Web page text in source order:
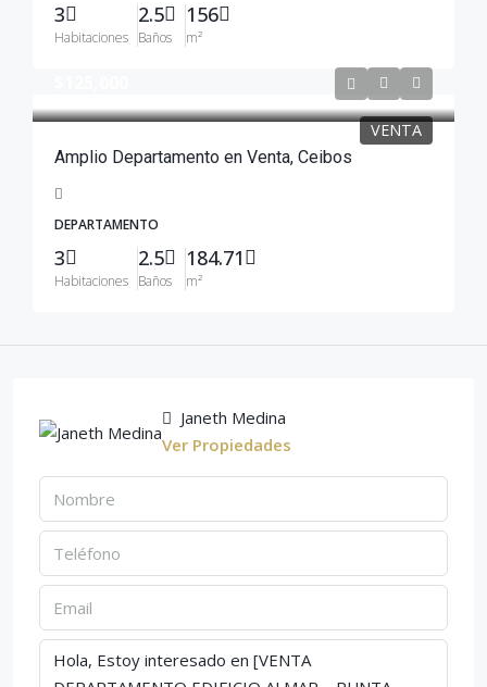
3
Habitaciones
2.5
Baños
156
m²
VENTA
Amplio Departamento en Venta, Ceibos
DEPARTAMENTO
3
Habitaciones
2.5
Baños
184.71
m²
Janeth Medina
Ver Propiedades